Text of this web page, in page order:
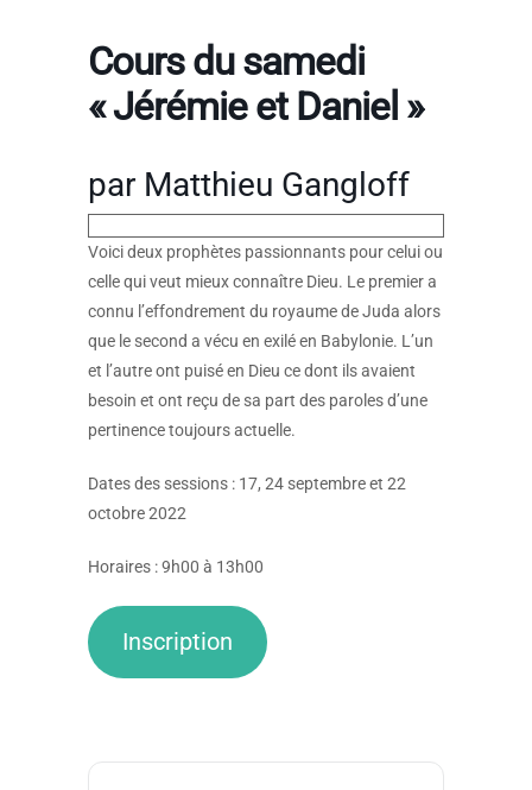
Cours du samedi
« Jérémie et Daniel »
par Matthieu Gangloff
Voici deux prophètes passionnants pour celui ou
celle qui veut mieux connaître Dieu. Le premier a
connu l’effondrement du royaume de Juda alors
que le second a vécu en exilé en Babylonie. L’un
et l’autre ont puisé en Dieu ce dont ils avaient
besoin et ont reçu de sa part des paroles d’une
pertinence toujours actuelle.
Dates des sessions : 17, 24 septembre et 22
octobre 2022
Horaires : 9h00 à 13h00
Inscription